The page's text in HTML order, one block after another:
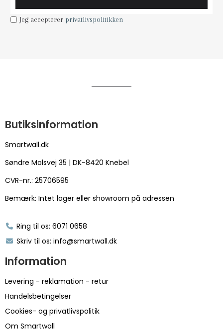
Jeg accepterer privatlivspolitikken
Butiksinformation
Smartwall.dk
Søndre Molsvej 35 | DK-8420 Knebel
CVR-nr.: 25706595
Bemærk: Intet lager eller showroom på adressen
Ring til os: 6071 0658
Skriv til os: info@smartwall.dk
Information
Levering - reklamation - retur
Handelsbetingelser
Cookies- og privatlivspolitik
Om Smartwall